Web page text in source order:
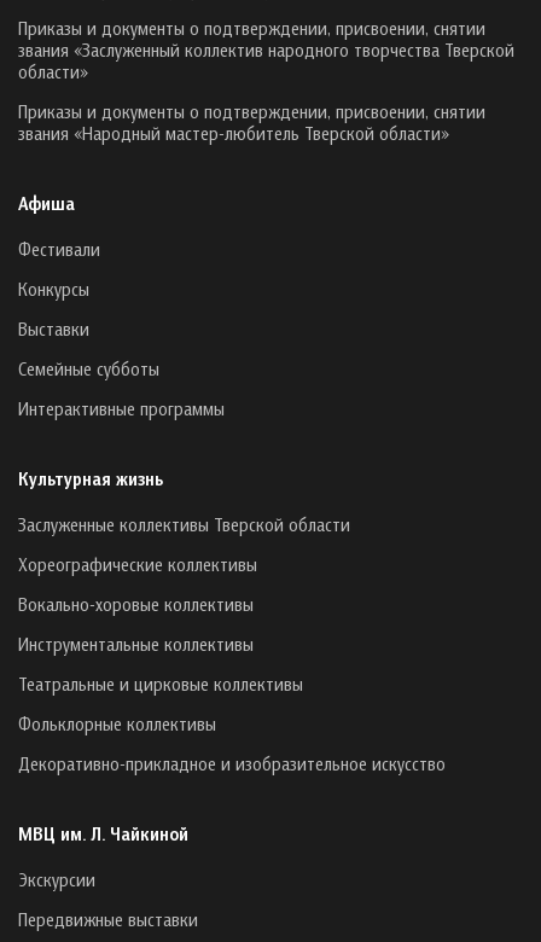
Приказы и документы о подтверждении, присвоении, снятии
звания «Заслуженный коллектив народного творчества Тверской
области»
Приказы и документы о подтверждении, присвоении, снятии
звания «Народный мастер-любитель Тверской области»
Афиша
Фестивали
Конкурсы
Выставки
Семейные субботы
Интерактивные программы
Культурная жизнь
Заслуженные коллективы Тверской области
Хореографические коллективы
Вокально-хоровые коллективы
Инструментальные коллективы
Театральные и цирковые коллективы
Фольклорные коллективы
Декоративно-прикладное и изобразительное искусство
МВЦ им. Л. Чайкиной
Экскурсии
Передвижные выставки